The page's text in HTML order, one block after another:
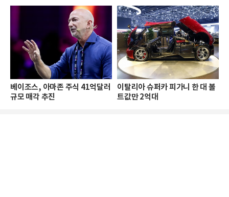
베이조스, 아마존 주식 41억달러
규모 매각 추진
이탈리아 슈퍼카 피가니 한 대 볼
트값만 2억대